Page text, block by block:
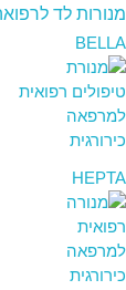
מנורות לד
BELLA
HEPTA